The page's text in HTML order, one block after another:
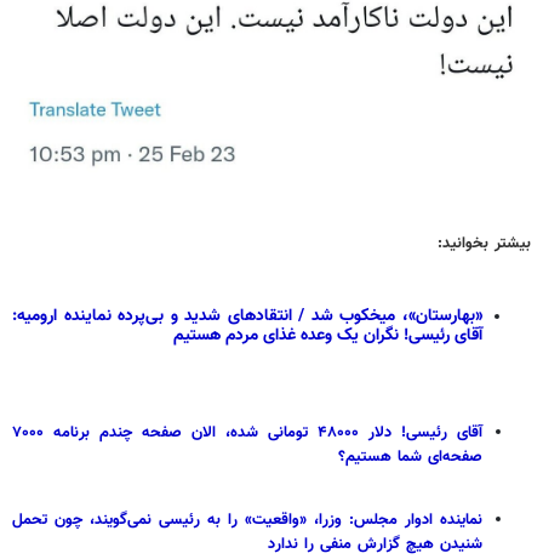
بیشتر بخوانید:
«بهارستان»، میخکوب شد / انتقادهای شدید و بی‌پرده نماینده ارومیه:
آقای رئیسی! نگران یک وعده غذای مردم هستیم
آقای رئیسی! دلار ۴۸۰۰۰ تومانی شده، الان صفحه چندم برنامه ۷۰۰۰
صفحه‌ای شما هستیم؟
نماینده ادوار مجلس: وزرا، «واقعیت» را به رئیسی نمی‌گویند، چون تحمل
شنیدن هیچ گزارش منفی را ندارد